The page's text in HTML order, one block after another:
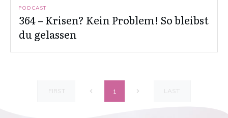
PODCAST
364 – Krisen? Kein Problem! So bleibst
du gelassen
FIRST 1 LAST